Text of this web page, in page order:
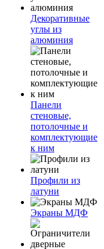
Декоративные
углы из
алюминия
Панели
стеновые,
потолочные и
комплектующие
к ним
Профили из
латуни
Экраны МДФ